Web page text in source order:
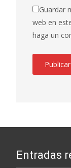
Guardar
web en
haga un
Entradas